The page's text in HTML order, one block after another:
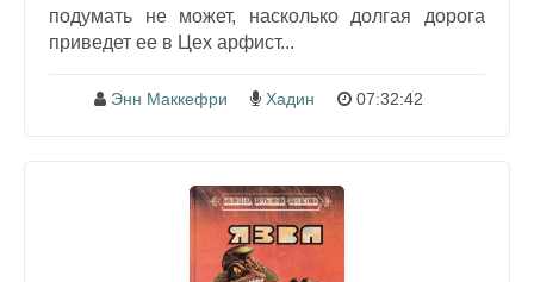
подумать не может, насколько долгая дорога
приведет ее в Цех арфист...
Энн Маккефри Хадин 07:32:42